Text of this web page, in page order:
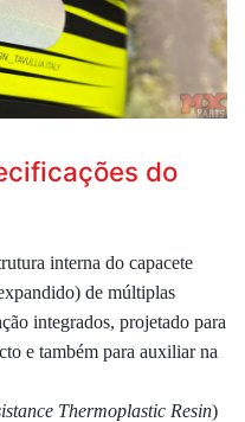
do
interna do capacete
de múltiplas
integrados, projetado para
e também para auxiliar na
Thermoplastic Resin)